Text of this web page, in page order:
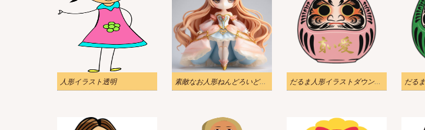
人形イラスト透明 素敵なお人形ねんどろいどイラスト だるま人形イラストダウンロード 2